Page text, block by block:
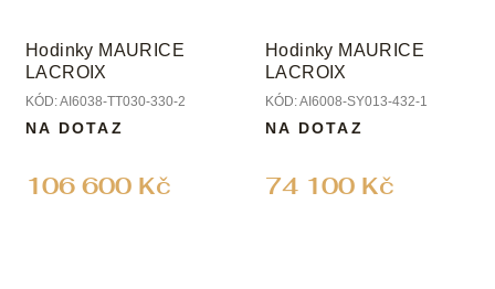
Hodinky MAURICE
LACROIX
KÓD:AI6038-TT030-330-2
106 600 Kč
NA DOTAZ
Hodinky MAURICE
LACROIX
KÓD:AI6008-SY013-432-1
74 100 Kč
NA DOTAZ